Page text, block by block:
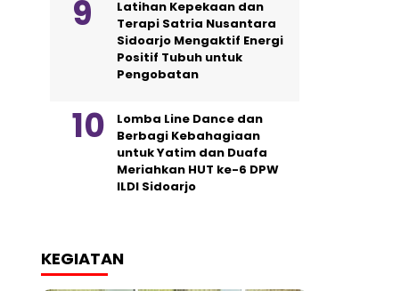
Latihan Kepekaan dan
Terapi Satria Nusantara
Sidoarjo Mengaktif Energi
Positif Tubuh untuk
Pengobatan
Lomba Line Dance dan
Berbagi Kebahagiaan
untuk Yatim dan Duafa
Meriahkan HUT ke-6 DPW
ILDI Sidoarjo
KEGIATAN